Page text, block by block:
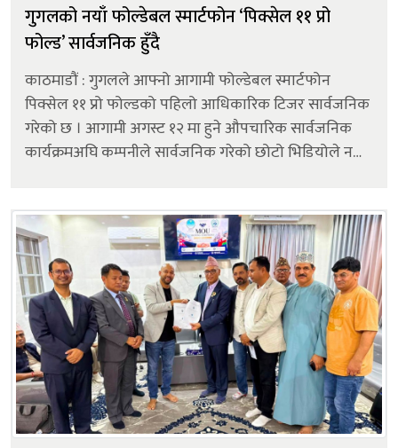
गुगलको नयाँ फोल्डेबल स्मार्टफोन ‘पिक्सेल ११ प्रो
फोल्ड’ सार्वजनिक हुँदै
काठमाडौं : गुगलले आफ्नो आगामी फोल्डेबल स्मार्टफोन
पिक्सेल ११ प्रो फोल्डको पहिलो आधिकारिक टिजर सार्वजनिक
गरेको छ । आगामी अगस्ट १२ मा हुने औपचारिक सार्वजनिक
कार्यक्रमअघि कम्पनीले सार्वजनिक गरेको छोटो भिडियोले नयाँ